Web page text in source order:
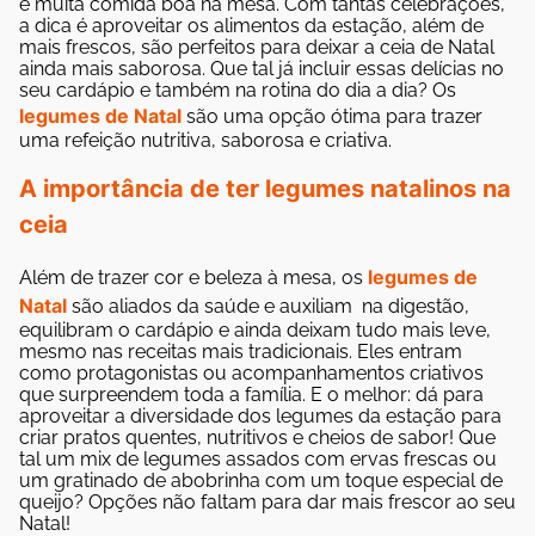
a dica é aproveitar os alimentos da estação, além de
mais frescos, são perfeitos para deixar a ceia de Natal
ainda mais saborosa. Que tal já incluir essas delícias no
seu cardápio e também na rotina do dia a dia? Os
legumes de Natal são uma opção ótima para trazer
uma refeição nutritiva, saborosa e criativa.
A importância de ter legumes natalinos na
ceia
Além de trazer cor e beleza à mesa, os legumes de
Natal são aliados da saúde e auxiliam na digestão,
equilibram o cardápio e ainda deixam tudo mais leve,
mesmo nas receitas mais tradicionais. Eles entram
como protagonistas ou acompanhamentos criativos
que surpreendem toda a família. E o melhor: dá para
aproveitar a diversidade dos legumes da estação para
criar pratos quentes, nutritivos e cheios de sabor! Que
tal um mix de legumes assados com ervas frescas ou
um gratinado de abobrinha com um toque especial de
queijo? Opções não faltam para dar mais frescor ao seu
Natal!